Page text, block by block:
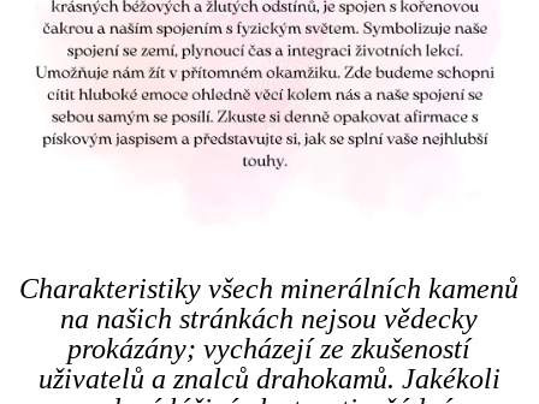
Charakteristiky všech minerálních kamenů
na našich stránkách nejsou vědecky
prokázány; vycházejí ze zkušeností
uživatelů a znalců drahokamů. Jakékoli